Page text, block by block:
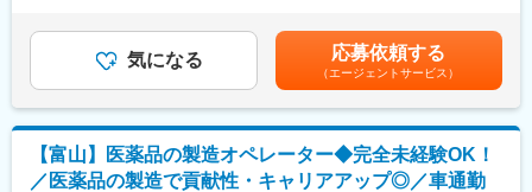
（3）堅牢な製造体制への継続的な改善
（4）新規バイオ開発品の技術移転、申請に関わる業務
当を支給します。■賞与：有賃金はあくまでも目安の金額であり、
選考を通じて上下する可能性があります。月給(月額)は固定手当を
含めた表記です。
気になる 応募依頼する
（エージェントサービス）
【富山】医薬品の製造オペレーター◆完全未経験OK！
／医薬品の製造で貢献性・キャリアアップ◎／車通勤